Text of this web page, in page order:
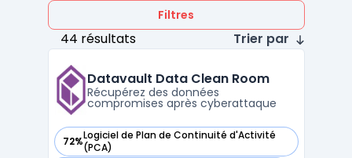
Filtres
44 résultats Trier par
Datavault Data Clean Room
Récupérez des données
compromises après cyberattaque
72%Logiciel de Plan de Continuité d'Activité
(PCA)
— voir Datavault Data Clean Room dans cette catégorie